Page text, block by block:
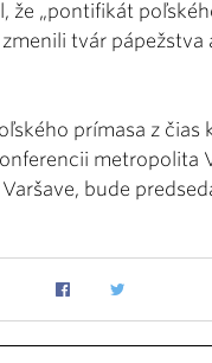
že „pontifikát
tvár
prímasa z čias
metropolita
bude